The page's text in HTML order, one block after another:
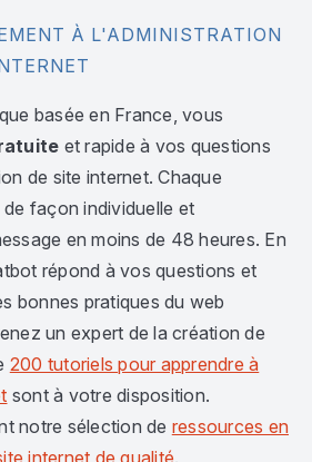
À L'ADMINISTRATION
basée en France, vous
et rapide à vos questions
de site internet. Chaque
façon individuelle et
en moins de 48 heures. En
répond à vos questions et
bonnes pratiques du web
un expert de la création de
200 tutoriels pour apprendre à
sont à votre disposition.
notre sélection de ressources en
internet de qualité.